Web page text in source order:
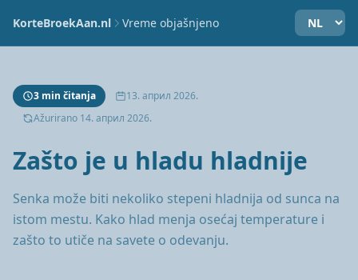
KorteBroekAan.nl Vreme objašnjeno
3 min čitanja
13. април 2026.
Ažurirano 14. април 2026.
Zašto je u hladu hladnije
Senka može biti nekoliko stepeni hladnija od sunca na
istom mestu. Kako hlad menja osećaj temperature i
zašto to utiče na savete o odevanju.